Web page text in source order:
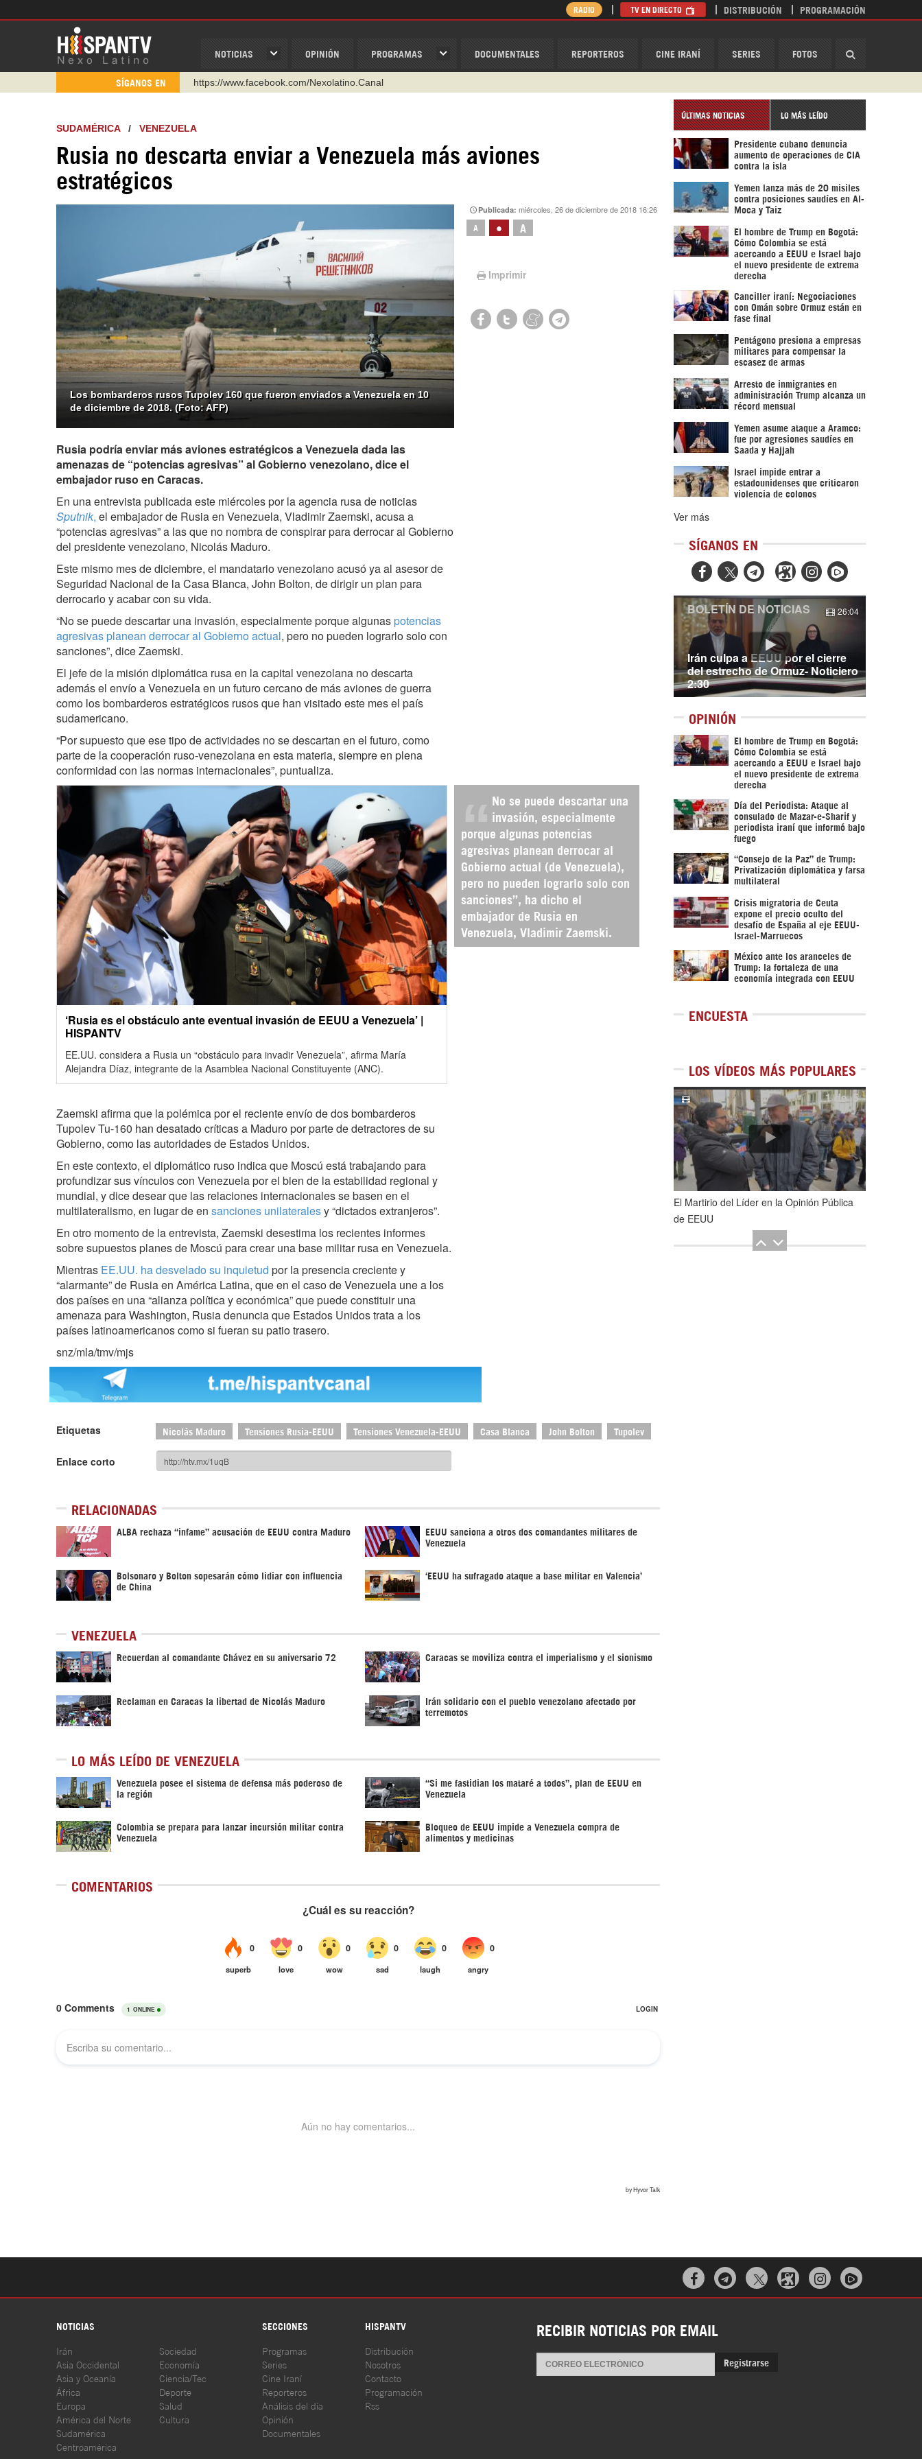
NOTICIAS OPINIÓN PROGRAMAS DOCUMENTALES REPORTEROS CINE IRANÍ SERIES FOTOS
RADIO TV EN DIRECTO DISTRIBUCIÓN PROGRAMACIÓN
SÍGANOS EN
https://www.youtube.com/@nexo_latino
https://t.me/hispantvcanal
https://urmedium.com/c/hispantv
WhatsApp y Viber: +98 921 79 29 404
https://www.facebook.com/Nexolatino.Canal
SUDAMÉRICA/ VENEZUELA
Rusia no descarta enviar a Venezuela más aviones
estratégicos
Los bombarderos rusos Tupolev 160 que fueron enviados a Venezuela en 10
de diciembre de 2018. (Foto: AFP)
Publicada:miércoles, 26 de diciembre de 2018 16:26
A • A
Imprimir
Rusia podría enviar más aviones estratégicos a Venezuela dada las
amenazas de “potencias agresivas” al Gobierno venezolano, dice el
embajador ruso en Caracas.
En una entrevista publicada este miércoles por la agencia rusa de noticias
Sputnik, el embajador de Rusia en Venezuela, Vladimir Zaemski, acusa a
“potencias agresivas” a las que no nombra de conspirar para derrocar al Gobierno
del presidente venezolano, Nicolás Maduro.
Este mismo mes de diciembre, el mandatario venezolano acusó ya al asesor de
Seguridad Nacional de la Casa Blanca, John Bolton, de dirigir un plan para
derrocarlo y acabar con su vida.
“No se puede descartar una invasión, especialmente porque algunas potencias
agresivas planean derrocar al Gobierno actual, pero no pueden lograrlo solo con
sanciones”, dice Zaemski.
El jefe de la misión diplomática rusa en la capital venezolana no descarta
además el envío a Venezuela en un futuro cercano de más aviones de guerra
como los bombarderos estratégicos rusos que han visitado este mes el país
sudamericano.
“Por supuesto que ese tipo de actividades no se descartan en el futuro, como
parte de la cooperación ruso-venezolana en esta materia, siempre en plena
conformidad con las normas internacionales”, puntualiza.
No se puede descartar una
invasión, especialmente
porque algunas potencias
agresivas planean derrocar al
Gobierno actual (de Venezuela),
pero no pueden lograrlo solo con
sanciones”, ha dicho el
embajador de Rusia en
Venezuela, Vladimir Zaemski.
‘Rusia es el obstáculo ante eventual invasión de EEUU a Venezuela’ |
HISPANTV
EE.UU. considera a Rusia un “obstáculo para invadir Venezuela”, afirma María
Alejandra Díaz, integrante de la Asamblea Nacional Constituyente (ANC).
Zaemski afirma que la polémica por el reciente envío de dos bombarderos
Tupolev Tu-160 han desatado críticas a Maduro por parte de detractores de su
Gobierno, como las autoridades de Estados Unidos.
En este contexto, el diplomático ruso indica que Moscú está trabajando para
profundizar sus vínculos con Venezuela por el bien de la estabilidad regional y
mundial, y dice desear que las relaciones internacionales se basen en el
multilateralismo, en lugar de en sanciones unilateralesy “dictados extranjeros”.
En otro momento de la entrevista, Zaemski desestima los recientes informes
sobre supuestos planes de Moscú para crear una base militar rusa en Venezuela.
Mientras EE.UU. ha desvelado su inquietud por la presencia creciente y
“alarmante” de Rusia en América Latina, que en el caso de Venezuela une a los
dos países en una “alianza política y económica” que puede constituir una
amenaza para Washington, Rusia denuncia que Estados Unidos trata a los
países latinoamericanos como si fueran su patio trasero.
snz/mla/tmv/mjs
Etiquetas Nicolás Maduro Tensiones Rusia-EEUU Tensiones Venezuela-EEUU Casa Blanca John Bolton Tupolev
Enlace corto
RELACIONADAS
ALBA rechaza “infame” acusación de EEUU contra Maduro EEUU sanciona a otros dos comandantes militares de
Venezuela
Bolsonaro y Bolton sopesarán cómo lidiar con influencia
de China
‘EEUU ha sufragado ataque a base militar en Valencia’
VENEZUELA
Recuerdan al comandante Chávez en su aniversario 72 Caracas se moviliza contra el imperialismo y el sionismo
Reclaman en Caracas la libertad de Nicolás Maduro Irán solidario con el pueblo venezolano afectado por
terremotos
LO MÁS LEÍDO DE VENEZUELA
Venezuela posee el sistema de defensa más poderoso de
la región
“Si me fastidian los mataré a todos”, plan de EEUU en
Venezuela
Colombia se prepara para lanzar incursión militar contra
Venezuela
Bloqueo de EEUU impide a Venezuela compra de
alimentos y medicinas
COMENTARIOS
ÚLTIMAS NOTICIAS LO MÁS LEÍDO
Presidente cubano denuncia
aumento de operaciones de CIA
contra la isla
Yemen lanza más de 20 misiles
contra posiciones saudíes en Al-
Moca y Taiz
El hombre de Trump en Bogotá:
Cómo Colombia se está
acercando a EEUU e Israel bajo
el nuevo presidente de extrema
derecha
Canciller iraní: Negociaciones
con Omán sobre Ormuz están en
fase final
Pentágono presiona a empresas
militares para compensar la
escasez de armas
Arresto de inmigrantes en
administración Trump alcanza un
récord mensual
Yemen asume ataque a Aramco:
fue por agresiones saudíes en
Saada y Hajjah
Israel impide entrar a
estadounidenses que criticaron
violencia de colonos
Ver más
SÍGANOS EN
  
Irán culpa a EEUU por el cierre
del estrecho de Ormuz- Noticiero
2:30
BOLETÍN DE NOTICIAS 26:04
OPINIÓN
El hombre de Trump en Bogotá:
Cómo Colombia se está
acercando a EEUU e Israel bajo
el nuevo presidente de extrema
derecha
Día del Periodista: Ataque al
consulado de Mazar-e-Sharif y
periodista iraní que informó bajo
fuego
“Consejo de la Paz” de Trump:
Privatización diplomática y farsa
multilateral
Crisis migratoria de Ceuta
expone el precio oculto del
desafío de España al eje EEUU-
Israel-Marruecos
México ante los aranceles de
Trump: la fortaleza de una
economía integrada con EEUU
ENCUESTA
LOS VÍDEOS MÁS POPULARES
1de5
El Martirio del Líder en la Opinión Pública
de EEUU
  
NOTICIAS SECCIONES HISPANTV
Irán
Asia Occidental
Asia y Oceanía
África
Europa
América del Norte
Sudamérica
Centroamérica
Sociedad
Economía
Ciencia/Tec
Deporte
Salud
Cultura
Programas
Series
Cine Iraní
Reporteros
Análisis del día
Opinión
Documentales
Distribución
Nosotros
Contacto
Programación
Rss
RECIBIR NOTICIAS POR EMAIL
Registrarse